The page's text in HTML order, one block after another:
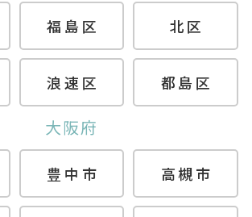
福島区 北区
浪速区 都島区
大阪府
豊中市 高槻市